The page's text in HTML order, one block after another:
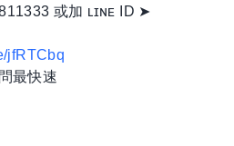
或加 ʟɪɴᴇ ID ➤
jfRTCbq
最快速